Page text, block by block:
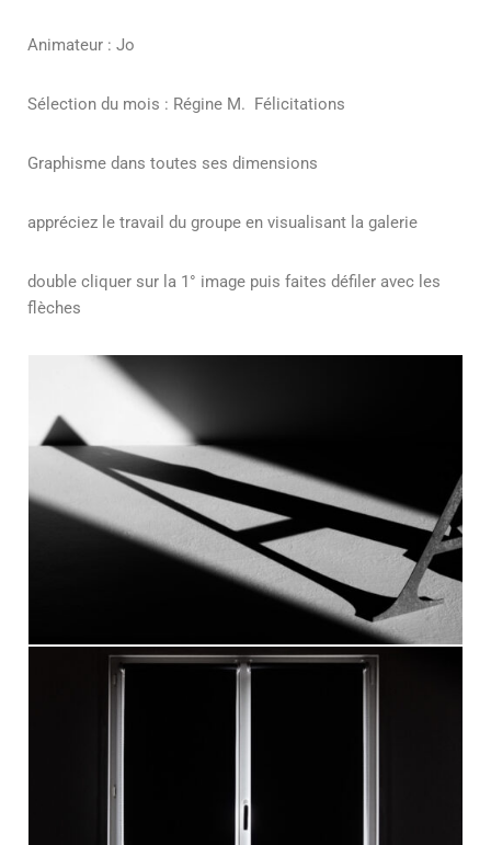
Animateur : Jo
Sélection du mois : Régine M. Félicitations
Graphisme dans toutes ses dimensions
appréciez le travail du groupe en visualisant la galerie
double cliquer sur la 1° image puis faites défiler avec les
flèches